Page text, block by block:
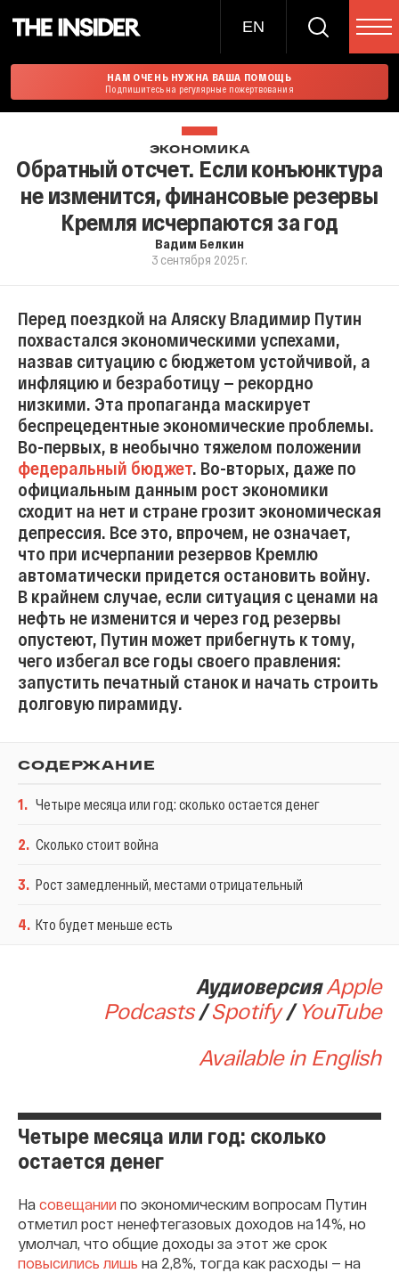
EN
НАМ ОЧЕНЬ НУЖНА ВАША ПОМОЩЬ
Подпишитесь на регулярные пожертвования
ЭКОНОМИКА
Обратный отсчет. Если конъюнктура
не изменится, финансовые резервы
Кремля исчерпаются за год
Вадим Белкин
3 сентября 2025 г.
Перед поездкой на Аляску Владимир Путин
похвастался экономическими успехами,
назвав ситуацию с бюджетом устойчивой, а
инфляцию и безработицу — рекордно
низкими. Эта пропаганда маскирует
беспрецедентные экономические проблемы.
Во-первых, в необычно тяжелом положении
федеральный бюджет. Во-вторых, даже по
официальным данным рост экономики
сходит на нет и стране грозит экономическая
депрессия. Все это, впрочем, не означает,
что при исчерпании резервов Кремлю
автоматически придется остановить войну.
В крайнем случае, если ситуация с ценами на
нефть не изменится и через год резервы
опустеют, Путин может прибегнуть к тому,
чего избегал все годы своего правления:
запустить печатный станок и начать строить
долговую пирамиду.
СОДЕРЖАНИЕ
1. Четыре месяца или год: сколько остается денег
2. Сколько стоит война
3. Рост замедленный, местами отрицательный
4. Кто будет меньше есть
АудиоверсияApple
Podcasts/Spotify /YouTube
Available in English
Четыре месяца или год: сколько
остается денег
На совещании по экономическим вопросам Путин
отметил рост ненефтегазовых доходов на 14%, но
умолчал, что общие доходы за этот же срок
повысились лишь на 2,8%, тогда как расходы — на